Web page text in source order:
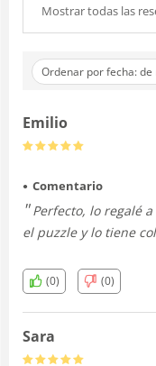
Mostrar todas las
Ordenar por fecha:
Emilio
Comentario
Perfecto, lo regalé a mi hija, esta encantadisima. Montó
el puzzle y lo tiene
(0) (0)
Sara